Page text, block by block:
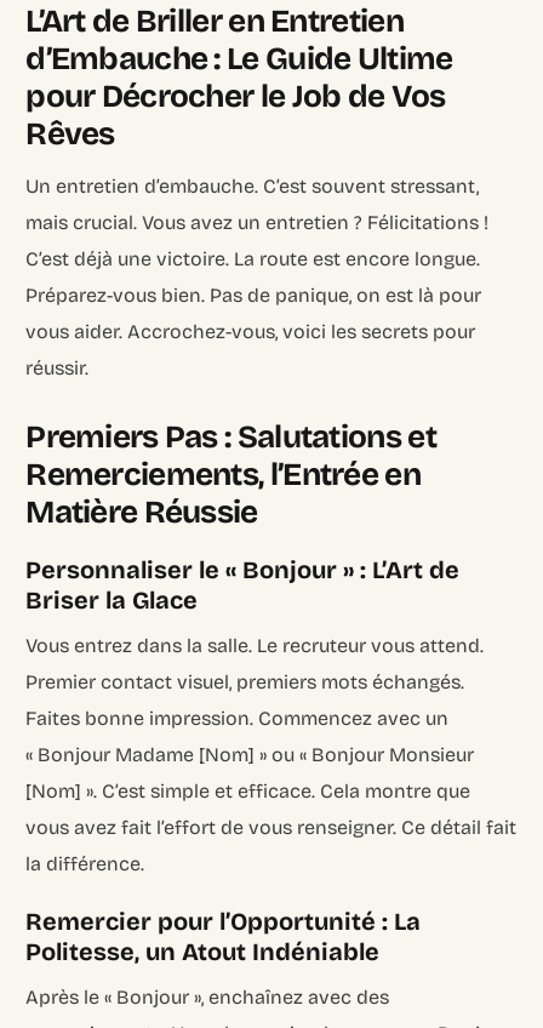
L’Art de Briller en Entretien
d’Embauche : Le Guide Ultime
pour Décrocher le Job de Vos
Rêves
Un entretien d’embauche. C’est souvent stressant,
mais crucial. Vous avez un entretien ? Félicitations !
C’est déjà une victoire. La route est encore longue.
Préparez-vous bien. Pas de panique, on est là pour
vous aider. Accrochez-vous, voici les secrets pour
réussir.
Premiers Pas : Salutations et
Remerciements, l’Entrée en
Matière Réussie
Personnaliser le « Bonjour » : L’Art de
Briser la Glace
Vous entrez dans la salle. Le recruteur vous attend.
Premier contact visuel, premiers mots échangés.
Faites bonne impression. Commencez avec un
« Bonjour Madame [Nom] » ou « Bonjour Monsieur
[Nom] ». C’est simple et efficace. Cela montre que
vous avez fait l’effort de vous renseigner. Ce détail fait
la différence.
Remercier pour l’Opportunité : La
Politesse, un Atout Indéniable
Après le « Bonjour », enchaînez avec des